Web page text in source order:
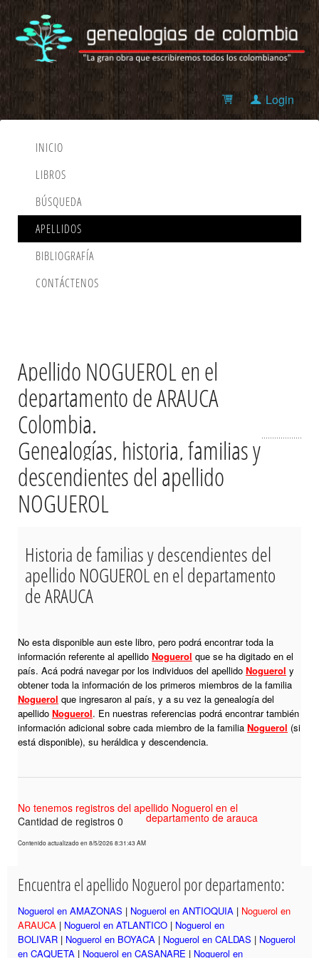
Login
INICIO
LIBROS
BÚSQUEDA
APELLIDOS
BIBLIOGRAFÍA
CONTÁCTENOS
Apellido NOGUEROL en el
departamento de ARAUCA
Colombia.
Genealogías, historia, familias y
descendientes del apellido
NOGUEROL
Historia de familias y descendientes del
apellido NOGUEROL en el departamento
de ARAUCA
No esta disponible aun este libro, pero podrá encontrar toda la
información referente al apellido Noguerol que se ha digitado en el
país. Acá podrá navegar por los individuos del apellido Noguerol y
obtener toda la información de los primeros miembros de la familia
Noguerol que ingresaron al país, y a su vez la genealogía del
apellido Noguerol. En nuestras referencias podrá encontrar también
información adicional sobre cada miembro de la familia Noguerol (si
está disponible), su heráldica y descendencia.
No tenemos registros del apellido Noguerol en el
departamento de arauca
Cantidad de registros 0
Contenido actualizado en 8/5/2026 8:31:43 AM
Encuentra el apellido Noguerol por departamento:
Noguerol en AMAZONAS | Noguerol en ANTIOQUIA | Noguerol en
ARAUCA | Noguerol en ATLANTICO | Noguerol en
BOLIVAR | Noguerol en BOYACA | Noguerol en CALDAS | Noguerol
en CAQUETA | Noguerol en CASANARE | Noguerol en